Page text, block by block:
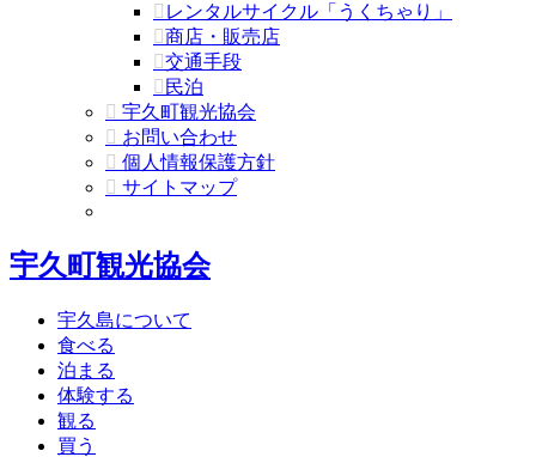
レンタルサイクル「うくちゃり」
商店・販売店
交通手段
民泊
宇久町観光協会
お問い合わせ
個人情報保護方針
サイトマップ
宇久町観光協会
宇久島について
食べる
泊まる
体験する
観る
買う